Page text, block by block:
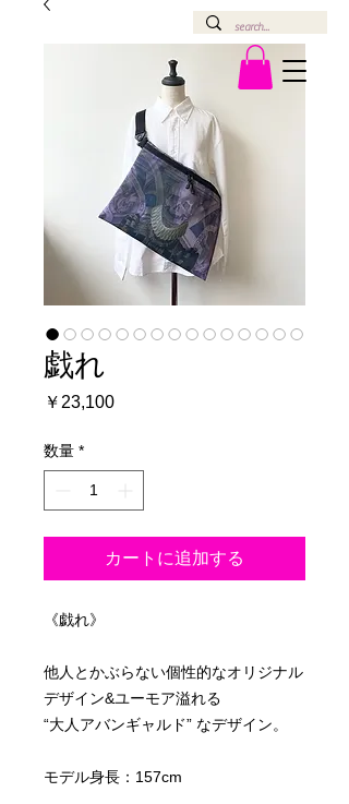
戯れ
￥23,100価
数量 *
カートに追加する
《戯れ》
他人とかぶらない個性的なオリジナル
デザイン&ユーモア溢れる
“大人アバンギャルド” なデザイン。
モデル身長：157cm